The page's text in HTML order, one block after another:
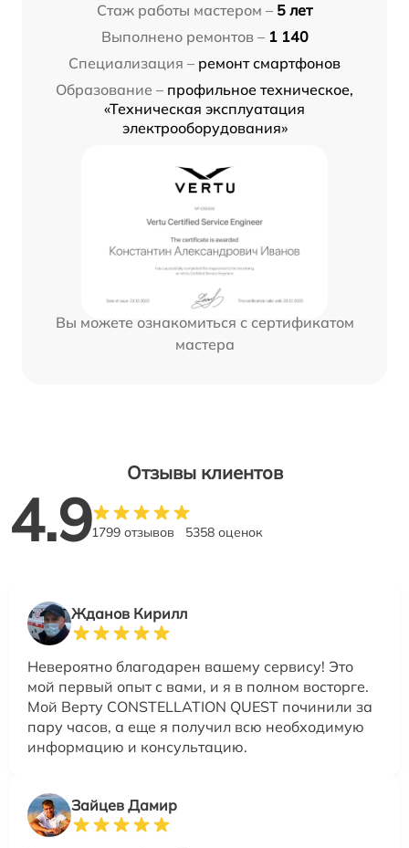
Стаж работы мастером – 5 лет
Выполнено ремонтов – 1 140
Специализация – ремонт смартфонов
Образование – профильное техническое,
«Техническая эксплуатация
электрооборудования»
Вы можете ознакомиться с сертификатом
мастера
Отзывы клиентов
4.91799 отзывов 5358 оценок
Жданов Кирилл
Невероятно благодарен вашему сервису! Это
мой первый опыт с вами, и я в полном восторге.
Мой Верту CONSTELLATION QUEST починили за
пару часов, а еще я получил всю необходимую
информацию и консультацию.
Зайцев Дамир